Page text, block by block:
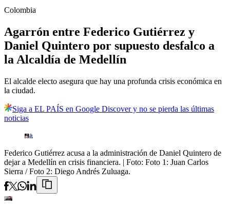
Colombia
Agarrón entre Federico Gutiérrez y
Daniel Quintero por supuesto desfalco a
la Alcaldía de Medellín
El alcalde electo asegura que hay una profunda crisis económica en
la ciudad.
Siga a EL PAÍS en Google Discover y no se pierda las últimas
noticias
Federico Gutiérrez acusa a la administración de Daniel Quintero de
dejar a Medellín en crisis financiera. | Foto: Foto 1: Juan Carlos
Sierra / Foto 2: Diego Andrés Zuluaga.